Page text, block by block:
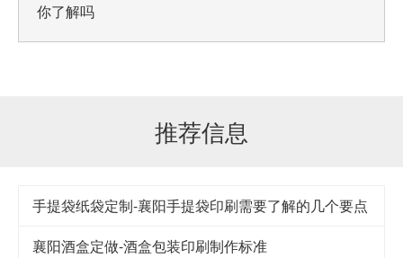
你了解吗
推荐信息
手提袋纸袋定制-襄阳手提袋印刷需要了解的几个要点
襄阳酒盒定做-酒盒包装印刷制作标准